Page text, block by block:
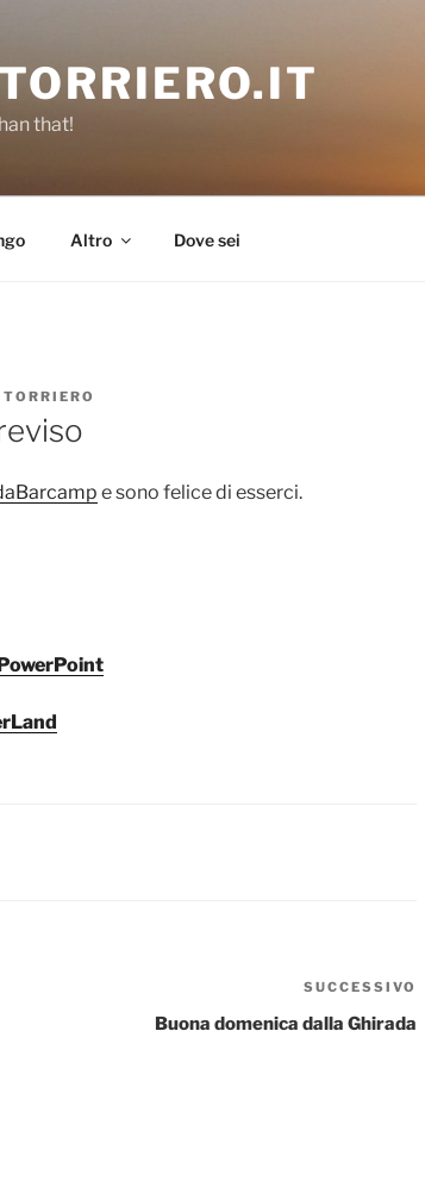
that!
Altro Dove sei
e sono felice di esserci.
SUCCESSIVO
Buona domenica dalla Ghirada